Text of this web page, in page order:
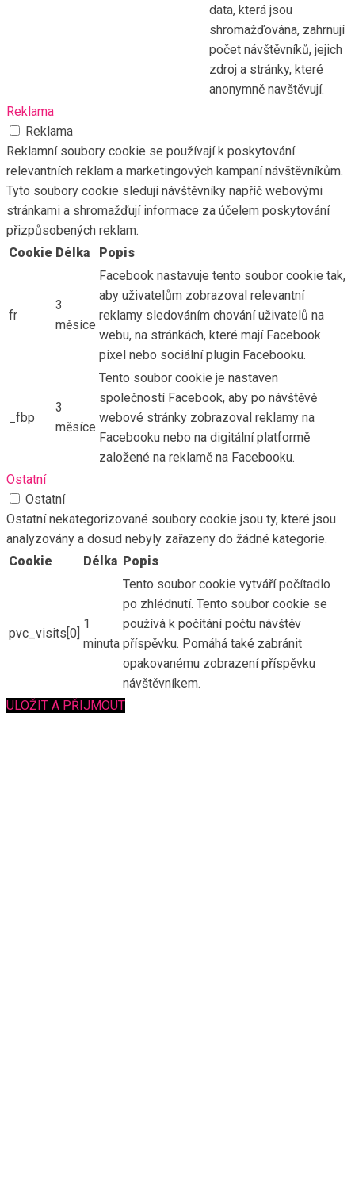
data, která jsou
shromažďována, zahrnují
počet návštěvníků, jejich
zdroj a stránky, které
anonymně navštěvují.
Reklama
Reklama
Reklamní soubory cookie se používají k poskytování
relevantních reklam a marketingových kampaní návštěvníkům.
Tyto soubory cookie sledují návštěvníky napříč webovými
stránkami a shromažďují informace za účelem poskytování
přizpůsobených reklam.
Cookie Délka Popis
fr
3
měsíce
Facebook nastavuje tento soubor cookie tak,
aby uživatelům zobrazoval relevantní
reklamy sledováním chování uživatelů na
webu, na stránkách, které mají Facebook
pixel nebo sociální plugin Facebooku.
_fbp
3
měsíce
Tento soubor cookie je nastaven
společností Facebook, aby po návštěvě
webové stránky zobrazoval reklamy na
Facebooku nebo na digitální platformě
založené na reklamě na Facebooku.
Ostatní
Ostatní
Ostatní nekategorizované soubory cookie jsou ty, které jsou
analyzovány a dosud nebyly zařazeny do žádné kategorie.
Cookie
Délka Popis
pvc_visits[0]
1
minuta
Tento soubor cookie vytváří počítadlo
po zhlédnutí. Tento soubor cookie se
používá k počítání počtu návštěv
příspěvku. Pomáhá také zabránit
opakovanému zobrazení příspěvku
návštěvníkem.
ULOŽIT A PŘIJMOUT